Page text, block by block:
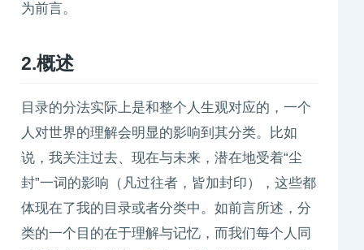
为前言。
2.概述
目录的分法实际上是和整个人生观对应的，一个
人对世界的理解会明显的影响到其分类。比如
说，我关注过去、现在与未来，潜在地受着“尘
封”一词的影响（凡过往者，皆加封印），这些都
体现在了我的目录或者分类中。如前言所述，分
类的一个目的在于理解与记忆，而我们每个人同